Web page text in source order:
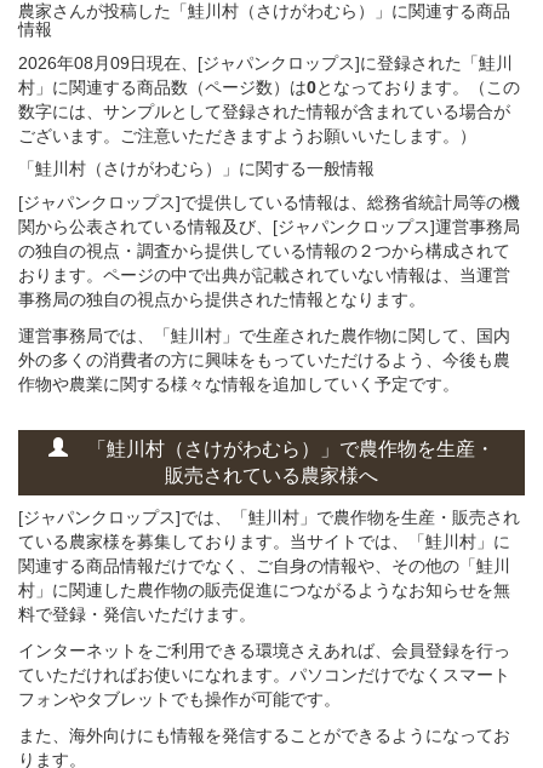
農家さんが投稿した「鮭川村（さけがわむら）」 に関連する商品
情報
2026年08月09日現在、[ジャパンクロップス]に登録された「鮭川
村」に関連する商品数（ページ数）は0となっております。（この
数字には、サンプルとして登録された情報が含まれている場合が
ございます。ご注意いただきますようお願いいたします。）
「鮭川村（さけがわむら）」 に関する一般情報
[ジャパンクロップス]で提供している情報は、総務省統計局等の機
関から公表されている情報及び、[ジャパンクロップス]運営事務局
の独自の視点・調査から提供している情報の２つから構成されて
おります。ページの中で出典が記載されていない情報は、当運営
事務局の独自の視点から提供された情報となります。
運営事務局では、「鮭川村」で生産された農作物に関して、国内
外の多くの消費者の方に興味をもっていただけるよう、今後も農
作物や農業に関する様々な情報を追加していく予定です。
「鮭川村（さけがわむら）」 で農作物を生産・
販売されている農家様へ
[ジャパンクロップス]では、「鮭川村」で農作物を生産・販売され
ている農家様を募集しております。当サイトでは、「鮭川村」に
関連する商品情報だけでなく、ご自身の情報や、その他の「鮭川
村」に関連した農作物の販売促進につながるようなお知らせを無
料で登録・発信いただけます。
インターネットをご利用できる環境さえあれば、会員登録を行っ
ていただければお使いになれます。パソコンだけでなくスマート
フォンやタブレットでも操作が可能です。
また、海外向けにも情報を発信することができるようになってお
ります。